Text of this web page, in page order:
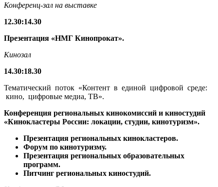
Конференц-зал на выставке
12.30:14.30
Презентация «НМГ Кинопрокат».
Кинозал
14.30:18.30
Тематический поток «Контент в единой цифровой среде:
кино, цифровые медиа, ТВ».
Конференция региональных кинокомиссий и киностудий
«Кинокластеры России: локации, студии, кинотуризм».
Презентация региональных кинокластеров.
Форум по кинотуризму.
Презентация региональных образовательных
программ.
Питчинг региональных киностудий.